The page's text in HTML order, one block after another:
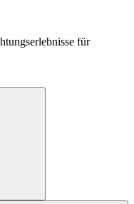
für